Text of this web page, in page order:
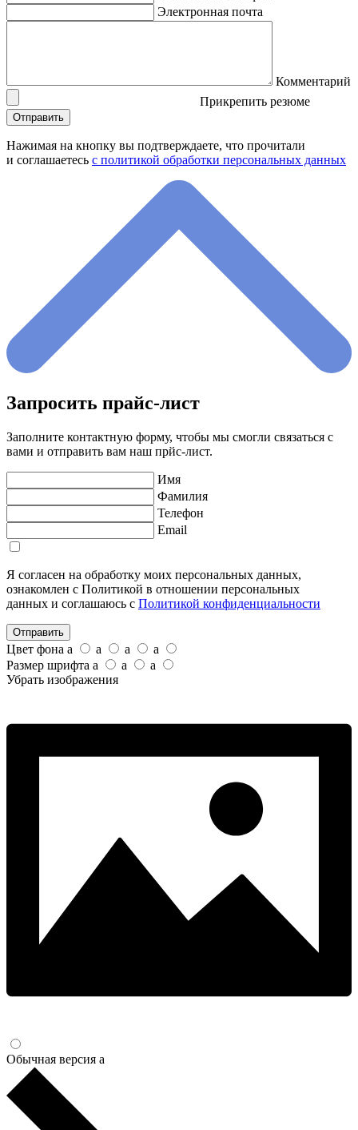
Электронная почта
Комментарий
Прикрепить резюме
Нажимая на кнопку вы подтверждаете, что прочитали
и соглашаетесь с политикой обработки персональных данных
Запросить прайс-лист
Заполните контактную форму, чтобы мы смогли связаться с
вами и отправить вам наш прйс-лист.
Имя
Фамилия
Телефон
Email
Я согласен на обработку моих персональных данных,
ознакомлен с Политикой в отношении персональных
данных и соглашаюсь с Политикой конфиденциальности
Отправить
Цвет фона a a a
a
Размер шрифта a a
a
Убрать изображения
Обычная версия a